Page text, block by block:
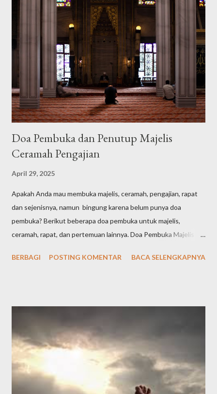
Doa Pembuka dan Penutup Majelis
Ceramah Pengajian
April 29, 2025
Apakah Anda mau membuka majelis, ceramah, pengajian, rapat
dan sejenisnya, namun bingung karena belum punya doa
pembuka? Berikut beberapa doa pembuka untuk majelis,
ceramah, rapat, dan pertemuan lainnya. Doa Pembuka Majelis
latin: "Alḥamdu lillāhil-lażī hadānā lihāżā, wa mā kunnā
وَالْمُرْسَلِيْنَ وَعَلَى اَلِهِ وَصَحْبِهِ أَجْمَعِيْنَ أَمَّا بَعْدُ Alhamdulillahi
rabbil’aalamiin, wash-sholaatu wassalaamu ‘ala isyrofil anbiyaa i
walmursaliin, wa’alaa alihi washohbihii ajma’iin ammaba’adu .
Artinya: Segala puji bagi Allah Tuhan seluruh alam. Semoga
shalawat dan ...
BERBAGI POSTING KOMENTAR BACA SELENGKAPNYA